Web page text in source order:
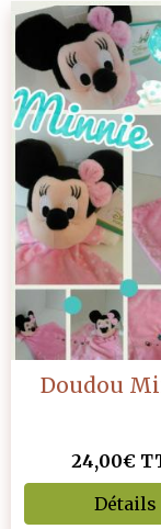
Doudou
24,00€
Détails